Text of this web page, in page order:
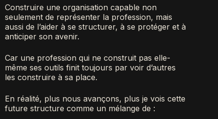
Construire une organisation capable non
seulement de représenter la profession, mais
aussi de l’aider à se structurer, à se protéger et à
anticiper son avenir.
Car une profession qui ne construit pas elle-
même ses outils finit toujours par voir d’autres
les construire à sa place.
En réalité, plus nous avançons, plus je vois cette
future structure comme un mélange de :